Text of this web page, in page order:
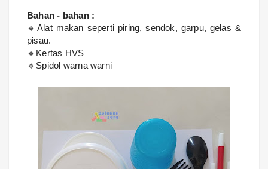
Bahan - bahan :
🔹Alat makan seperti piring, sendok, garpu, gelas &
pisau.
🔹Kertas HVS
🔹Spidol warna warni